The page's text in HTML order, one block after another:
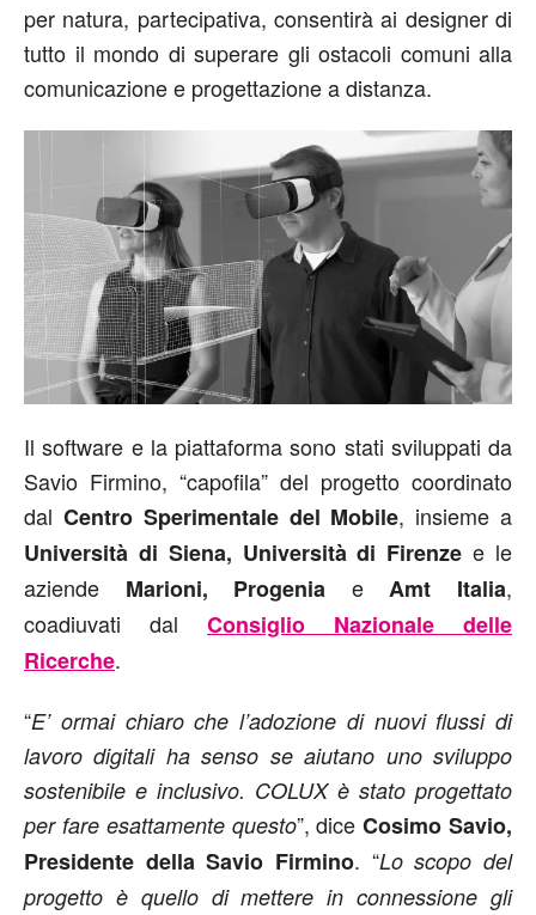
per natura, partecipativa, consentirà ai designer di
tutto il mondo di superare gli ostacoli comuni alla
comunicazione e progettazione a distanza.
Il software e la piattaforma sono stati sviluppati da
Savio Firmino, “capofila” del progetto coordinato
dal Centro Sperimentale del Mobile, insieme a
Università di Siena, Università di Firenze e le
aziende Marioni, Progenia eAmt Italia,
coadiuvati dal Consiglio Nazionale delle
Ricerche.
“E’ ormai chiaro che l’adozione di nuovi flussi di
lavoro digitali ha senso se aiutano uno sviluppo
sostenibile e inclusivo. COLUX è stato progettato
per fare esattamente questo”, diceCosimo Savio,
Presidente della Savio Firmino. “Lo scopo del
progetto è quello di mettere in connessione gli